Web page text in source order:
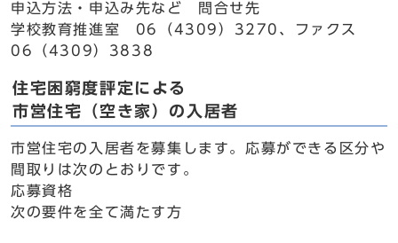
申込方法・申込み先など 問合せ先
学校教育推進室 06（4309）3270、ファクス
06（4309）3838
住宅困窮度評定による
市営住宅（空き家）の入居者
市営住宅の入居者を募集します。応募ができる区分や
間取りは次のとおりです。
応募資格
次の要件を全て満たす方